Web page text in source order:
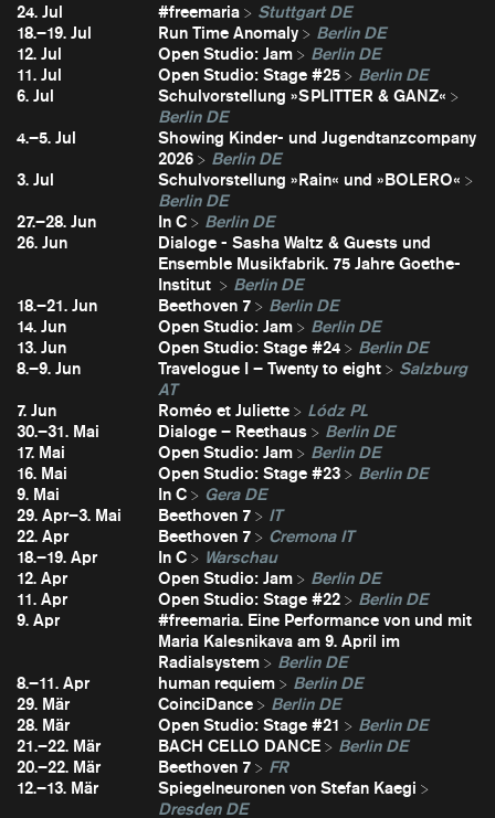
24. Jul #freemaria
Stuttgart DE
18.–19. Jul
Run Time Anomaly
Berlin DE
12. Jul
Open Studio: Jam
Berlin DE
11. Jul
Open Studio: Stage #25
Berlin DE
6. Jul
Schulvorstellung »SPLITTER & GANZ«
Berlin DE
4.–5. Jul
Showing Kinder- und Jugendtanzcompany
2026
Berlin DE
3. Jul
Schulvorstellung »Rain« und »BOLERO«
Berlin DE
27.–28. Jun
In C
Berlin DE
26. Jun
Dialoge - Sasha Waltz & Guests und
Ensemble Musikfabrik. 75 Jahre Goethe-
Institut
Berlin DE
18.–21. Jun
Beethoven 7
Berlin DE
14. Jun
Open Studio: Jam
Berlin DE
13. Jun
Open Studio: Stage #24
Berlin DE
8.–9. Jun
Travelogue I – Twenty to eight
Salzburg
AT
7. Jun
Roméo et Juliette
Lódz PL
30.–31. Mai
Dialoge – Reethaus
Berlin DE
17. Mai
Open Studio: Jam
Berlin DE
16. Mai
Open Studio: Stage #23
Berlin DE
9. Mai
In C
Gera DE
29. Apr–3. Mai
Beethoven 7
IT
22. Apr
Beethoven 7
Cremona IT
18.–19. Apr
In C
Warschau
12. Apr
Open Studio: Jam
Berlin DE
11. Apr
Open Studio: Stage #22
Berlin DE
9. Apr
#freemaria. Eine Performance von und mit
Maria Kalesnikava am 9. April im
Radialsystem
Berlin DE
8.–11. Apr
human requiem
Berlin DE
29. Mär
CoinciDance
Berlin DE
28. Mär
Open Studio: Stage #21
Berlin DE
21.–22. Mär
BACH CELLO DANCE
Berlin DE
20.–22. Mär
Beethoven 7
FR
12.–13. Mär
Spiegelneuronen von Stefan Kaegi
Dresden DE